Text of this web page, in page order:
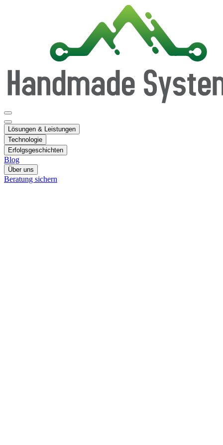
Lösungen & Leistungen
Technologie
Erfolgsgeschichten
Blog
Über uns
Beratung sichern